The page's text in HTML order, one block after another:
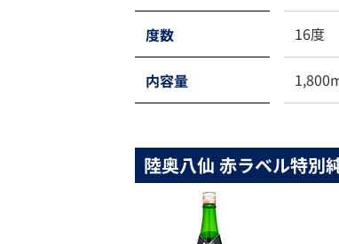
度数 16度
内容量
陸奥八仙 赤ラベル特別